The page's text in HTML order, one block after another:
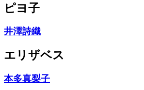
ピヨ子
井澤詩織
エリザベス
本多真梨子